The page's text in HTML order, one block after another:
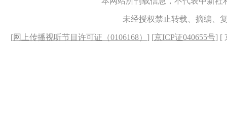
未经授权禁止转载、摘编、
[网上传播视听节目许可证（0106168） ] [京ICP证040655号] [